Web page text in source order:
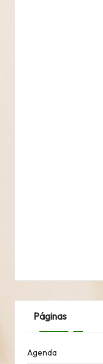
Páginas
Agenda